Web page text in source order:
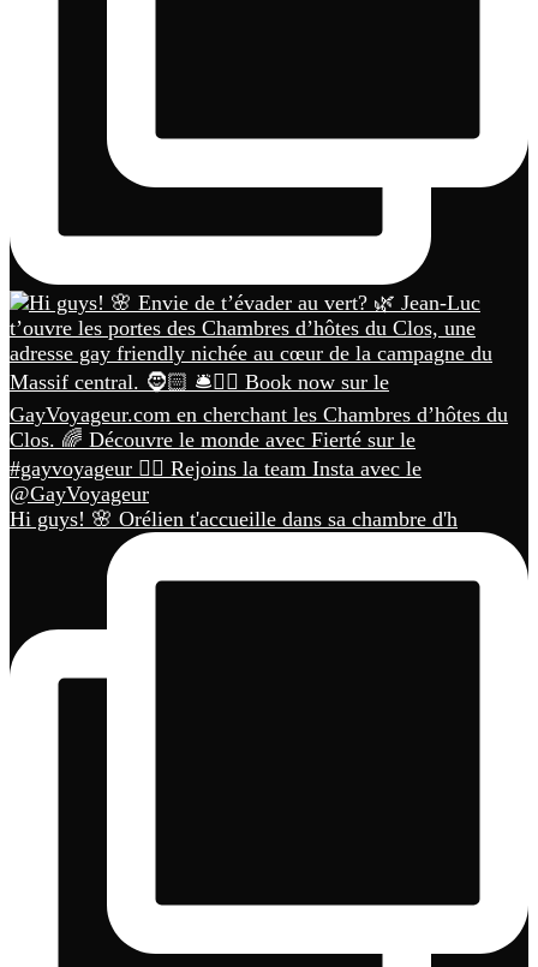
Hi guys! 🌸 Orélien t'accueille dans sa chambre d'h